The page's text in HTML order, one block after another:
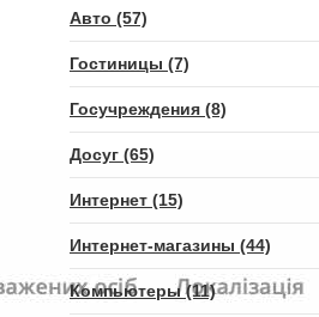
Авто (57)
Гостиницы (7)
Госучреждения (8)
Досуг (65)
Интернет (15)
Интернет-магазины (44)
Компьютеры (11)